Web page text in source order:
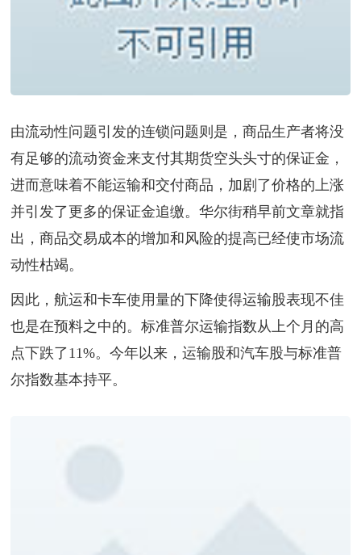
由流动性问题引发的连锁问题则是，商品生产者将没
有足够的流动资金来支付其期货空头头寸的保证金，
进而意味着不能运输和交付商品，加剧了价格的上涨
并引发了更多的保证金追缴。华尔街稍早前文章就指
出，商品交易成本的增加和风险的提高已经使市场流
动性枯竭。
因此，航运和卡车使用量的下降使得运输股表现不佳
也是在预料之中的。标准普尔运输指数从上个月的高
点下跌了11%。今年以来，运输股和汽车股与标准普
尔指数基本持平。